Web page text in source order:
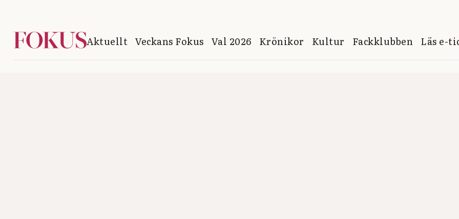
Aktuellt Veckans Fokus Val 2026 Krönikor Kultur Fackklubben Läs e-